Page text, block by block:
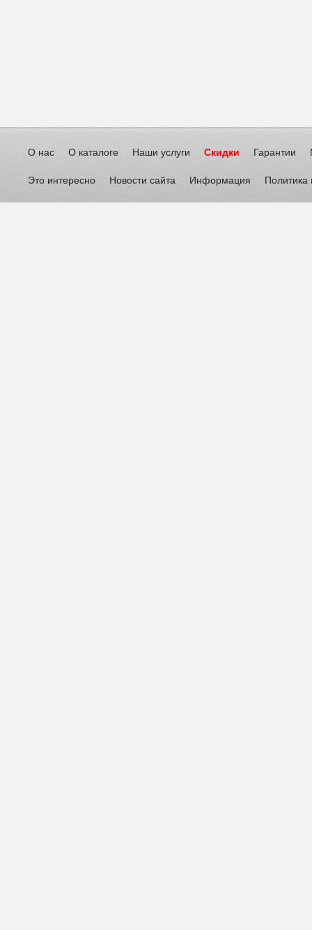
О нас О каталоге Наши услуги Скидки Гарантии
Это интересно Новости сайта Информация Политика